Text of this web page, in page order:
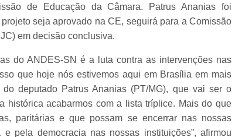
de Educação da Câmara. Patrus Ananias foi
seja aprovado na CE, seguirá para a Comissão
em decisão conclusiva.
do ANDES-SN é a luta contra as intervenções nas
que hoje nós estivemos aqui em Brasília em mais
deputado Patrus Ananias (PT/MG), que vai ser o
histórica acabarmos com a lista tríplice. Mais do que
paritárias e que possam se encerrar nas nossas
pela democracia nas nossas instituições”, afirmou